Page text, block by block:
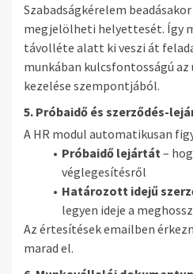
Szabadságkérelem
megjelölheti helyettesét. Így
távolléte alatt ki veszi át
munkában kulcsfontosságú
kezelése szempontjából.
5. Próbaidő és szerződés-
A HR modul automatikusan
Próbaidő lejártát –
véglegesítésről
Határozott idejű
legyen ideje a
Az értesítések emailben
marad el.